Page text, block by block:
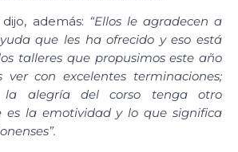
además: “Ellos le agradecen a
que les ha ofrecido y eso está
talleres que propusimos este año
con excelentes terminaciones;
alegría del corso tenga otro
es la emotividad y lo que significa